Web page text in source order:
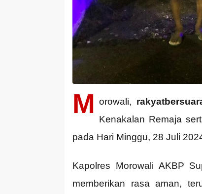
M orowali,
Kenakalan Remaja
pada Hari Minggu, 28 Juli
Kapolres Morowali AKBP
memberikan rasa aman,